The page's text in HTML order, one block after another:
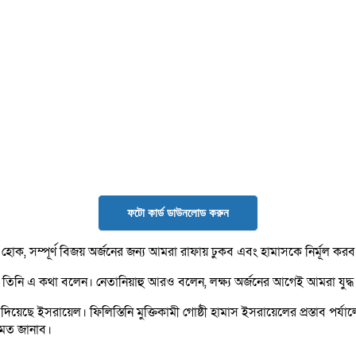
ফটো কার্ড ডাউনলোড করুন
হোক, সম্পূর্ণ বিজয় অর্জনের জন্য আমরা রাফায় ঢুকব এবং হামাসকে নির্মূল
তিনি এ কথা বলেন। নেতানিয়াহু আরও বলেন, লক্ষ্য অর্জনের আগেই আমরা
ইসরায়েল। ফিলিস্তিনি মুক্তিকামী গোষ্ঠী হামাস ইসরায়েলের প্রস্তাব
জানাব।